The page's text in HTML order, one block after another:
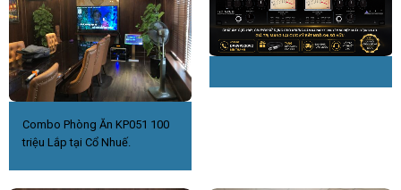
Combo Phòng Ăn KP051 100
triệu Lắp tại Cổ Nhuế.